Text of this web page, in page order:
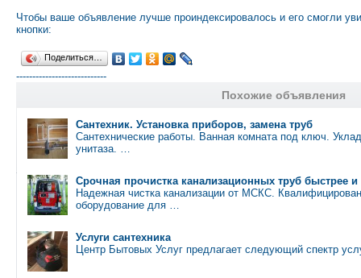
Чтобы ваше объявление лучше проиндексировалось и его смогли
кнопки:
Поделиться…
----------------------------
Похожие объявления
Сантехник. Установка приборов, замена труб
Сантехнические работы. Ванная комната под ключ.
унитаза. …
Срочная прочистка канализационных труб быстрее и
Надежная чистка канализации от МСКС.
оборудование для …
Услуги сантехника
Центр Бытовых Услуг предлагает следующий спектр